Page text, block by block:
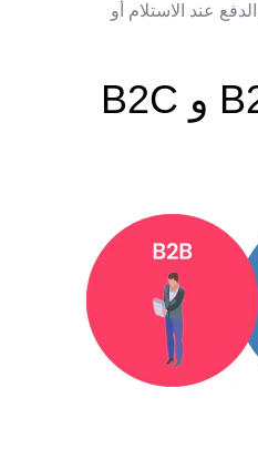
عند الاستلام أو